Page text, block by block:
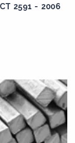
2591 - 2006